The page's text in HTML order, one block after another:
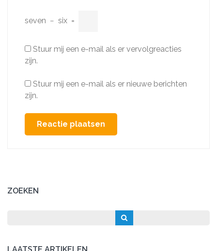
seven − six =
Stuur mij een e-mail als er vervolgreacties
zijn.
Stuur mij een e-mail als er nieuwe berichten
zijn.
ZOEKEN